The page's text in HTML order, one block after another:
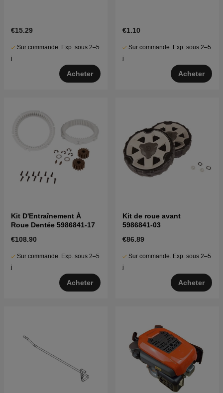
€15.29
Sur commande. Exp. sous 2–5
j
Acheter
€1.10
Sur commande. Exp. sous 2–5
j
Acheter
Kit D'Entraînement À
Roue Dentée 5986841-17
€108.90
Sur commande. Exp. sous 2–5
j
Acheter
Kit de roue avant
5986841-03
€86.89
Sur commande. Exp. sous 2–5
j
Acheter